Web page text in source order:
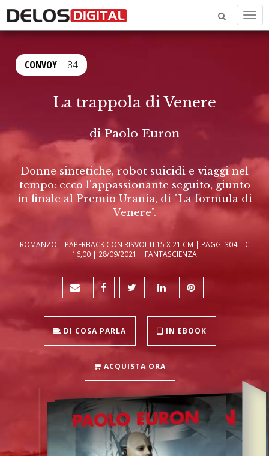
CONVOY | 84
La trappola di Venere
diPaolo Euron
Donne sintetiche, robot suicidi e viaggi nel
tempo: ecco l'appassionante seguito, giunto
in finale al Premio Urania, di "La formula di
Venere".
ROMANZO | PAPERBACK CON RISVOLTI 15 X 21 CM | PAGG. 304 | €
16,00 | 28/09/2021 | FANTASCIENZA
DI COSA PARLA IN EBOOK
ACQUISTA ORA